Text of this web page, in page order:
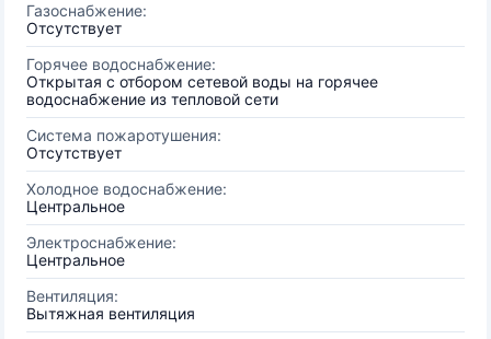
Газоснабжение:
Отсутствует
Горячее водоснабжение:
Открытая с отбором сетевой воды на горячее
водоснабжение из тепловой сети
Система пожаротушения:
Отсутствует
Холодное водоснабжение:
Центральное
Электроснабжение:
Центральное
Вентиляция:
Вытяжная вентиляция